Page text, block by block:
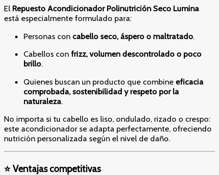
El Repuesto Acondicionador Polinutrición Seco Lumina
está especialmente formulado para:
Personas con cabello seco, áspero o maltratado.
Cabellos con frizz, volumen descontrolado o poco
brillo.
Quienes buscan un producto que combine eficacia
comprobada, sostenibilidad y respeto por la
naturaleza.
No importa si tu cabello es liso, ondulado, rizado o crespo:
este acondicionador se adapta perfectamente, ofreciendo
nutrición personalizada según el nivel de daño.
⭐ Ventajas competitivas